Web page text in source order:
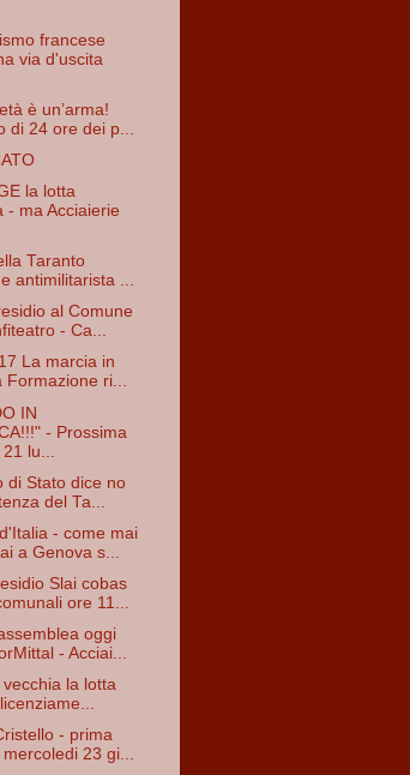
francese
via d'uscita
è un’arma!
di 24 ore dei p...
la lotta
- ma Acciaierie
Taranto
antimilitarista ...
al Comune
- Ca...
La marcia in
Formazione ri...
IN
- Prossima
lu...
di Stato dice no
del Ta...
- come mai
a Genova s...
Slai cobas
ore 11...
oggi
- Acciai...
vecchia la lotta
- prima
mercoledi 23 gi...